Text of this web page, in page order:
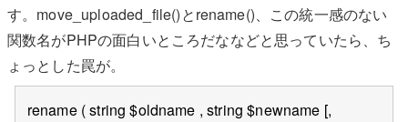
す。move_uploaded_file()とrename()、この統一感のない
関数名がPHPの面白いところだななどと思っていたら、ち
ょっとした罠が。
rename ( string $oldname , string $newname [,